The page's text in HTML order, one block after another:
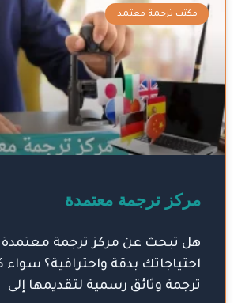
مكتب ترجمة معتمد
مركز ترجمة معتمدة
هل تبحث عن مركز ترجمة معتمدة
احتياجاتك بدقة واحترافية؟
ترجمة وثائق رسمية لتقديمها إلى